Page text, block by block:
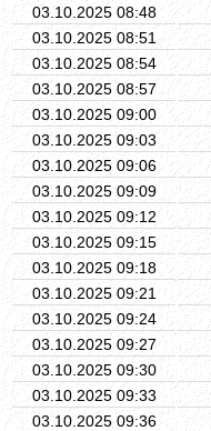
03.10.2025 08:48
03.10.2025 08:51
03.10.2025 08:54
03.10.2025 08:57
03.10.2025 09:00
03.10.2025 09:03
03.10.2025 09:06
03.10.2025 09:09
03.10.2025 09:12
03.10.2025 09:15
03.10.2025 09:18
03.10.2025 09:21
03.10.2025 09:24
03.10.2025 09:27
03.10.2025 09:30
03.10.2025 09:33
03.10.2025 09:36